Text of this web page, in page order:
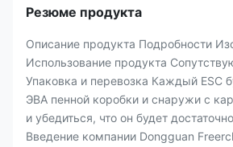
Резюме продукта
Описание продукта Подробности
Использование продукта
Упаковка и перевозка Каждый ESC
ЭВА пенной коробки и снаружи с
и убедиться, что он будет
Введение компании Dongguan